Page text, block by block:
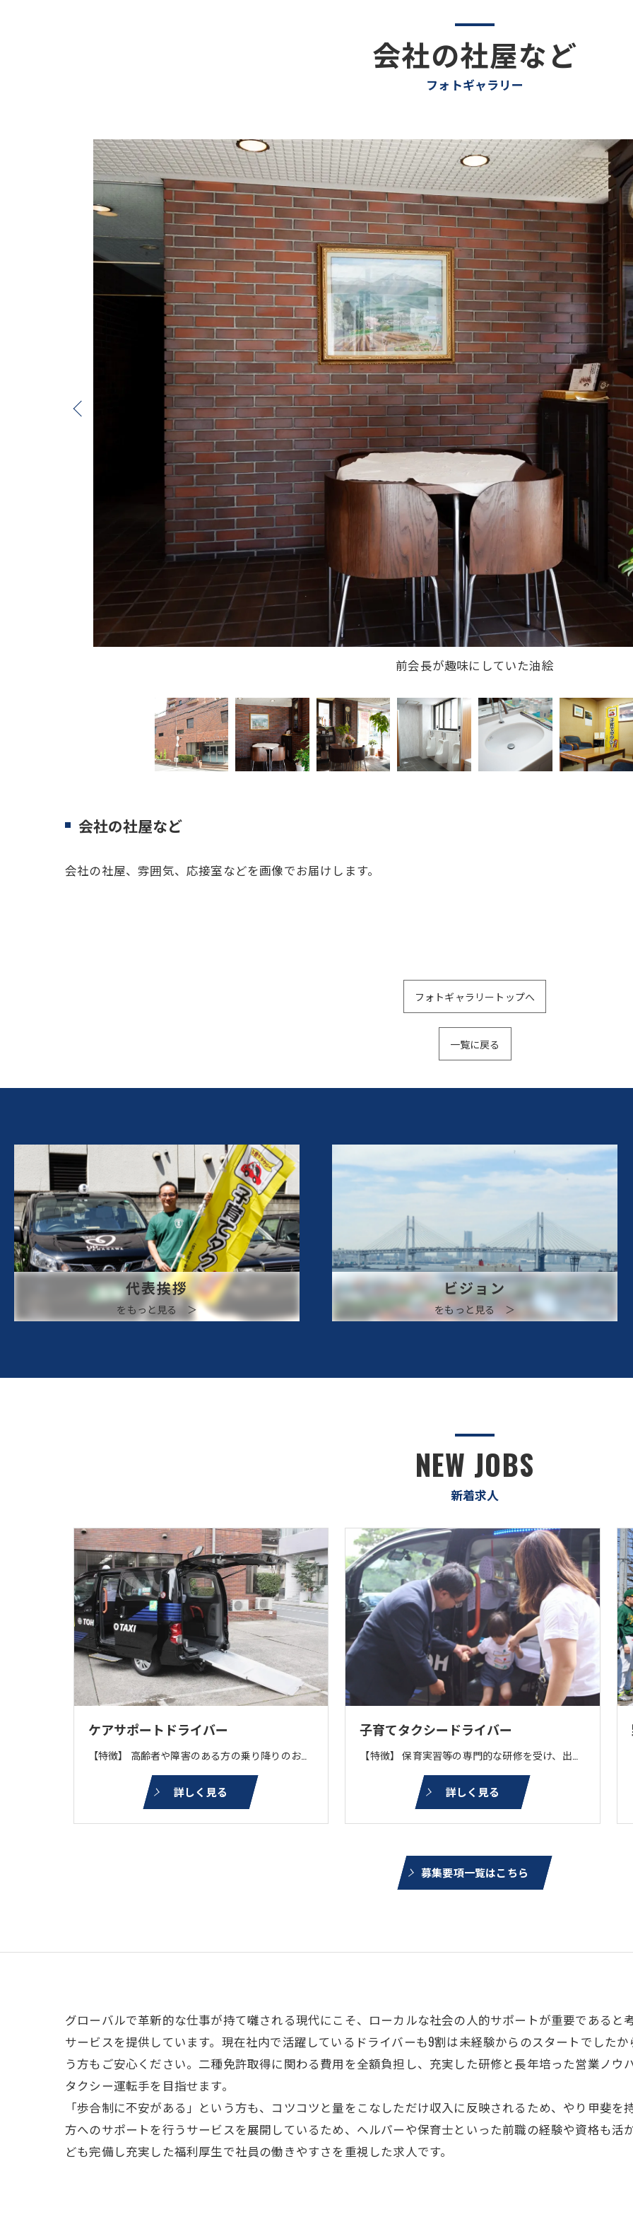
フォトギャラリー
会社の社屋など
タクシー関連図書の豊富なまちライブラリーも設置していま
会社の社屋など
会社の社屋、雰囲気、応接室などを画像でお届けします。
フォトギャラリートップへ
一覧に戻る
代表挨拶
をもっと見る ＞
ビジョン
をもっと見る ＞
新着求人
NEW JOBS
ケアサポートドライバー
【特徴】 高齢者や障害のある方の乗り降りのお手伝いをしながら送迎をする仕事です。ヘルパー等の有資格者は即戦力になります。介護・福祉分野の経験者が多数在籍。 【車両】 トヨタ：JPNタクシー、コンフォートウェルキャブ 日産：NV200UD、セレナe⁻powerチェアキャブ （電話：50 アプリ：20 乗り場：10流し：20）
詳しく見る
子育てタクシードライバー
【特徴】 保育実習等の専門的な研修を受け、出産時の送迎やチャイルドシートを着用してのお子様一人の送迎、習い事の送迎をします。 【車両】 日産：ノート、セドリック、NV200UD トヨタ：シエンタ、コンフォートウェルキャブ、ジャパンタクシー （電話：40 アプリ：20 乗り場：10 流し：30）
詳しく見る
募集要項一覧はこちら
グローバルで革新的な仕事が持て囃される現代にこそ、ローカルな社会の人的サポートが重要である
サービスを提供しています。現在社内で活躍しているドライバーも9割は未経験からのスタートでした
う方もご安心ください。二種免許取得に関わる費用を全額負担し、充実した研修と長年培った営業ノ
タクシー運転手を目指せます。
「歩合制に不安がある」という方も、コツコツと量をこなしただけ収入に反映されるため、やり甲斐
方へのサポートを行うサービスを展開しているため、ヘルパーや保育士といった前職の経験や資格も活
ども完備し充実した福利厚生で社員の働きやすさを重視した求人です。